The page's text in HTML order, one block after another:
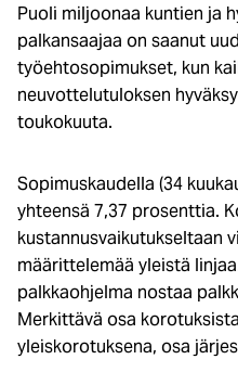
Puoli miljoonaa kuntien ja
palkansaajaa on saanut
työehtosopimukset, kun
neuvottelutuloksen
toukokuuta.
Sopimuskaudella (34
yhteensä 7,37 prosenttia.
kustannusvaikutukseltaan
määrittelemää yleistä
palkkaohjelma nostaa
Merkittävä osa
yleiskorotuksena, osa